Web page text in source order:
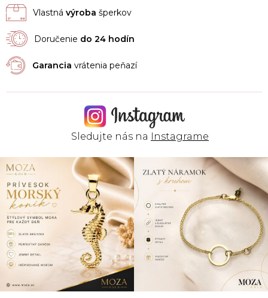
Vlastná výroba šperkov
Doručenie do 24 hodín
Garancia vrátenia peňazí
Sledujte nás na Instagrame